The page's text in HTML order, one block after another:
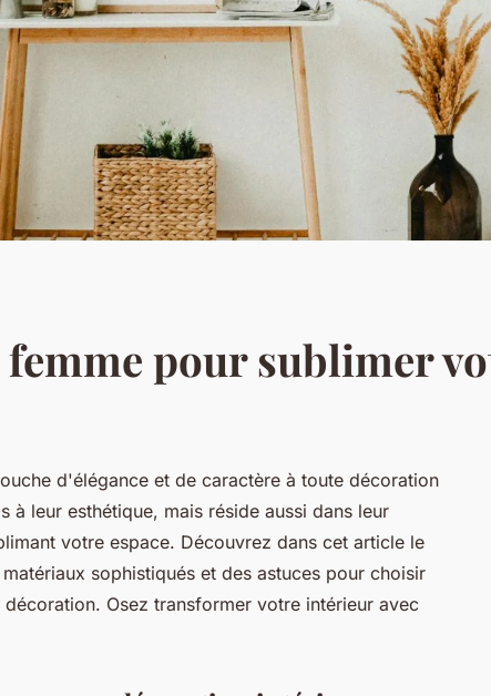
femme pour sublimer
d'élégance et de caractère à toute décoration
à leur esthétique, mais réside aussi dans leur
votre espace. Découvrez dans cet article le
sophistiqués et des astuces pour choisir
Osez transformer votre intérieur avec